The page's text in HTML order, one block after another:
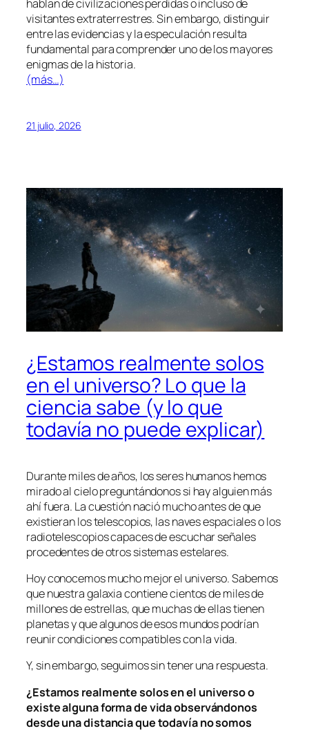
hablan de civilizaciones perdidas o incluso de
visitantes extraterrestres. Sin embargo, distinguir
entre las evidencias y la especulación resulta
fundamental para comprender uno de los mayores
enigmas de la historia.
(más…)
21 julio, 2026
¿Estamos realmente solos
en el universo? Lo que la
ciencia sabe (y lo que
todavía no puede explicar)
Durante miles de años, los seres humanos hemos
mirado al cielo preguntándonos si hay alguien más
ahí fuera. La cuestión nació mucho antes de que
existieran los telescopios, las naves espaciales o los
radiotelescopios capaces de escuchar señales
procedentes de otros sistemas estelares.
Hoy conocemos mucho mejor el universo. Sabemos
que nuestra galaxia contiene cientos de miles de
millones de estrellas, que muchas de ellas tienen
planetas y que algunos de esos mundos podrían
reunir condiciones compatibles con la vida.
Y, sin embargo, seguimos sin tener una respuesta.
¿Estamos realmente solos en el universo o
existe alguna forma de vida observándonos
desde una distancia que todavía no somos